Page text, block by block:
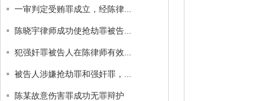
一审判定受贿罪成立，经陈律...
陈晓宇律师成功使抢劫罪被告...
犯强奸罪被告人在陈律师有效...
被告人涉嫌抢劫罪和强奸罪，...
陈某故意伤害罪成功无罪辩护